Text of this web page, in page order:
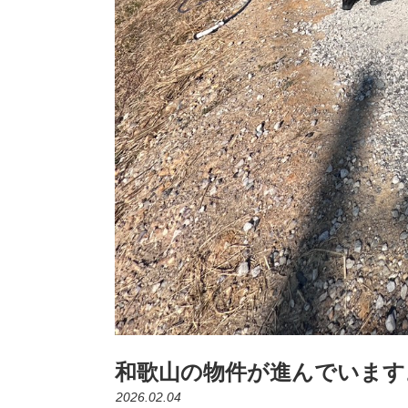
和歌山の物件が進んでいま
2026.02.04